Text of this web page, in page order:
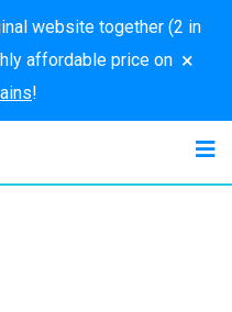
website together (2 in
affordable price on
!
×